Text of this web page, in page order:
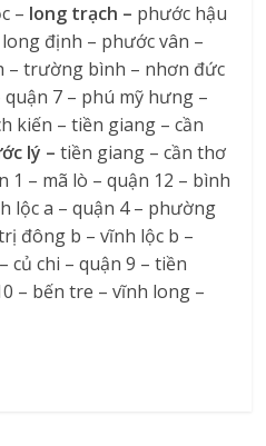
– long trạch – phước hậu
định – phước vân –
– trường bình – nhơn đức
7 – phú mỹ hưng –
kiến – tiền giang – cần
lý – tiền giang – cần thơ
1 – mã lò – quận 12 – bình
lộc a – quận 4 – phường
đông b – vĩnh lộc b –
củ chi – quận 9 – tiền
– bến tre – vĩnh long –